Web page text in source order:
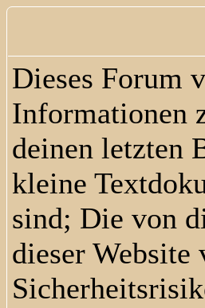
Dieses Forum
Informationen
deinen letzten
kleine
sind; Die von
dieser Website